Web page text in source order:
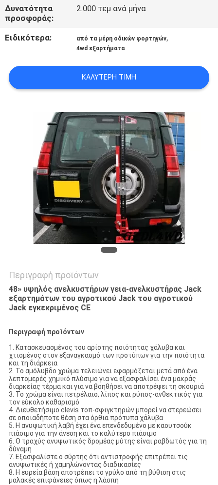
ΝΈΑ
ΠΕΡΙΠΤΏΣΕΙΣ
ΖΗΤΉΣΤΕ
ΑΠΌΣΠΑΣΜΑ
SHOPPING
ONLINE
SITEMAP
PRIVACY
POLICY
Δυνατότητα
προσφοράς:
2.000 τεμ ανά μήνα
Ειδικότερα: από τα μέρη οδικών φορτηγών,
4wd εξαρτήματα
ΚΑΛΎΤΕΡΗ ΤΙΜΉ
Περιγραφή προϊόντων
48» υψηλός ανελκυστήρων γεια-ανελκυστήρας Jack
εξαρτημάτων του αγροτικού Jack του αγροτικού
Jack εγκεκριμένος CE
Περιγραφή προϊόντων
1. Κατασκευασμένος του αρίστης ποιότητας χάλυβα και
χτισμένος στον εξαναγκασμό των προτύπων για την ποιότητα
και τη διάρκεια
2. Το αμόλυβδο χρώμα τελειώνει εφαρμόζεται μετά από ένα
λεπτομερές χημικό πλύσιμο για να εξασφαλίσει ένα μακράς
διαρκείας τέρμα και για να βοηθήσει να αποτρέψει τη σκουριά
3. Το χρώμα είναι πετρέλαιο, λίπος και ρύπος-ανθεκτικός για
τον εύκολο καθαρισμό
4. Διευθετήσιμο clevis τοπ-σφιγκτηρών μπορεί να στερεώσει
σε οποιαδήποτε θέση στα όρθια πρότυπα χάλυβα
5. Η ανυψωτική λαβή έχει ένα επενδεδυμένο με καουτσούκ
πιάσιμο για την άνεση και το καλύτερο πιάσιμο
6. Ο τραχύς ανυψωτικός δρομέας μύτης είναι ραβδωτός για τη
δύναμη
7. Εξασφαλίστε ο σύρτης ότι αντιστροφής επιτρέπει τις
ανυψωτικές ή χαμηλώνοντας διαδικασίες
8. Η ευρεία βάση αποτρέπει το γρύλο από τη βύθιση στις
μαλακές επιφάνειες όπως η λάσπη